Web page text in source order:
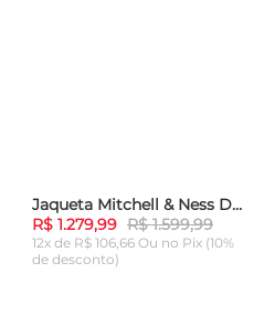
-20%Jaqueta Mitchell & Ness Double Clutch Lightweight Satin Chicago Bulls Azul
R$ 1.279,99 R$ 1.599,99
12x de R$ 106,66 Ou no Pix (10%
de desconto)